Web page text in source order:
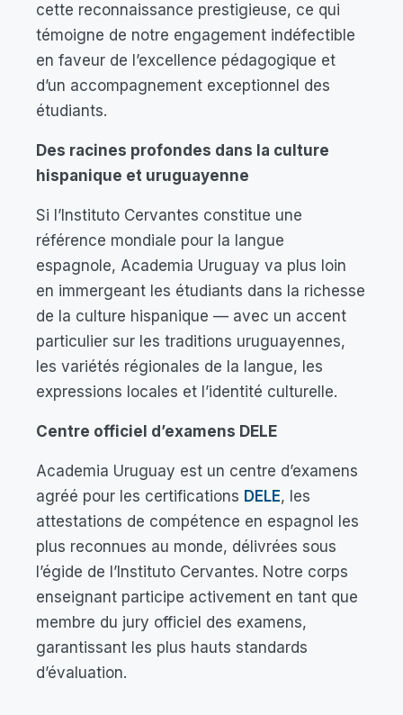
cette reconnaissance prestigieuse, ce qui
témoigne de notre engagement indéfectible
en faveur de l’excellence pédagogique et
d’un accompagnement exceptionnel des
étudiants.
Des racines profondes dans la culture
hispanique et uruguayenne
Si l’Instituto Cervantes constitue une
référence mondiale pour la langue
espagnole, Academia Uruguay va plus loin
en immergeant les étudiants dans la richesse
de la culture hispanique — avec un accent
particulier sur les traditions uruguayennes,
les variétés régionales de la langue, les
expressions locales et l’identité culturelle.
Centre officiel d’examens DELE
Academia Uruguay est un centre d’examens
agréé pour les certifications DELE, les
attestations de compétence en espagnol les
plus reconnues au monde, délivrées sous
l’égide de l’Instituto Cervantes. Notre corps
enseignant participe activement en tant que
membre du jury officiel des examens,
garantissant les plus hauts standards
d’évaluation.